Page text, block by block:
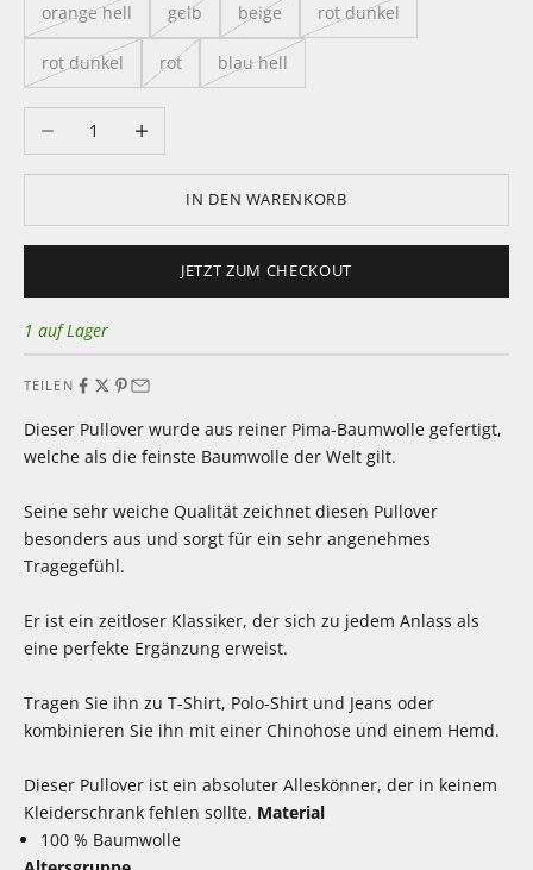
orange hell gelb beige rot dunkel
rot dunkel rot blau hell
Anzahl verringernAnzahl erhöhen
IN DEN WARENKORB
JETZT ZUM CHECKOUT
1 auf Lager
TEILEN
Dieser Pullover wurde aus reiner Pima-Baumwolle gefertigt,
welche als die feinste Baumwolle der Welt gilt.
Seine sehr weiche Qualität zeichnet diesen Pullover
besonders aus und sorgt für ein sehr angenehmes
Tragegefühl.
Er ist ein zeitloser Klassiker, der sich zu jedem Anlass als
eine perfekte Ergänzung erweist.
Tragen Sie ihn zu T-Shirt, Polo-Shirt und Jeans oder
kombinieren Sie ihn mit einer Chinohose und einem Hemd.
Dieser Pullover ist ein absoluter Alleskönner, der in keinem
Kleiderschrank fehlen sollte. Material
100 % Baumwolle